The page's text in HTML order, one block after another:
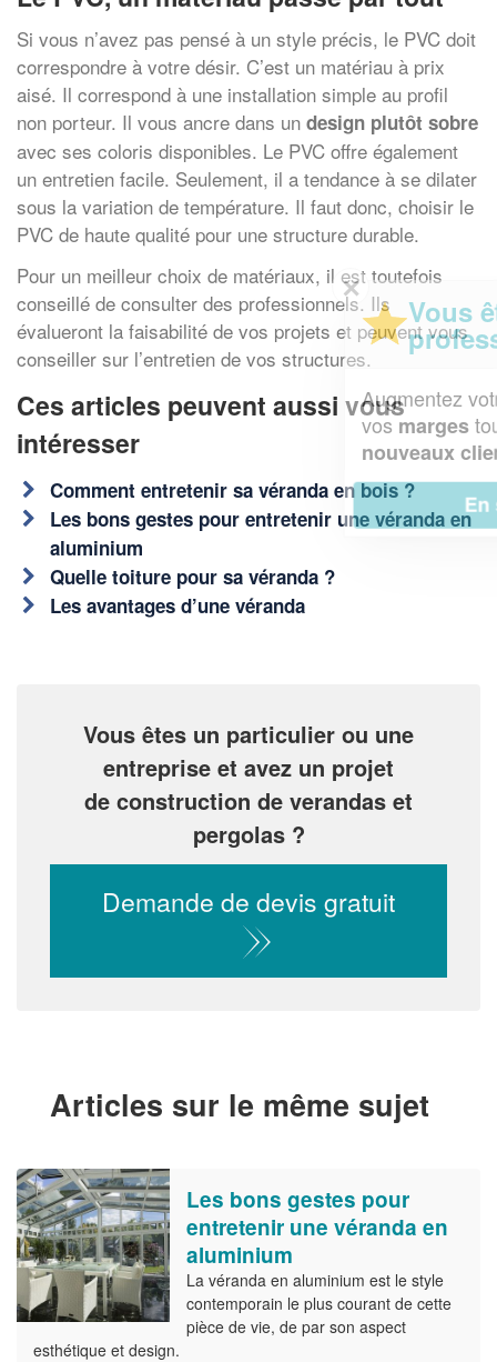
Si vous n’avez pas pensé à un style précis, le PVC doit
correspondre à votre désir. C’est un matériau à prix
aisé. Il correspond à une installation simple au profil
non porteur. Il vous ancre dans un design plutôt sobre
avec ses coloris disponibles. Le PVC offre également
un entretien facile. Seulement, il a tendance à se dilater
sous la variation de température. Il faut donc, choisir le
PVC de haute qualité pour une structure durable.
Pour un meilleur choix de matériaux, il est toutefois
conseillé de consulter des professionnels. Ils
évalueront la faisabilité de vos projets et peuvent vous
conseiller sur l’entretien de vos structures.
Ces articles peuvent aussi vous
intéresser
Comment entretenir sa véranda en bois ?
Les bons gestes pour entretenir une véranda en
aluminium
Quelle toiture pour sa véranda ?
Les avantages d’une véranda
Vous êtes un particulier ou une
entreprise et avez un projet
de construction de verandas et
pergolas ?
Demande de devis gratuit
Articles sur le même sujet
Les bons gestes pour
entretenir une véranda en
aluminium
La véranda en aluminium est le style
contemporain le plus courant de cette
pièce de vie, de par son aspect
esthétique et design.
✕
Vous êtes un
professionnel ?
Augmentez votrechiffre d'affaireset
vosmargestout en gagnant de
nouveaux clients
En savoir plus